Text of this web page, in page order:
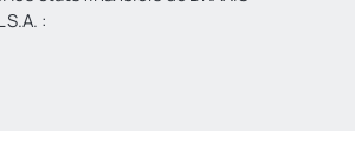
S.A. :